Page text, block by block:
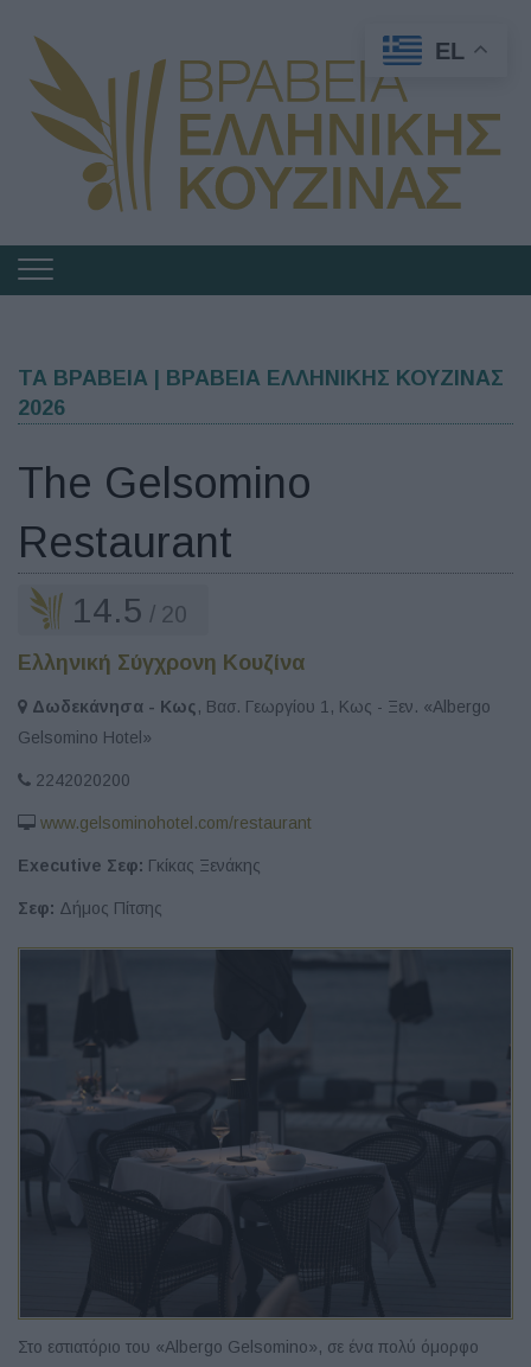
Πλοήγηση
Ελληνικής
Κουζίνας
ΤΑ ΒΡΑΒΕΙΑ | ΒΡΑΒΕΙΑ ΕΛΛΗΝΙΚΗΣ ΚΟΥΖΙΝΑΣ
2026
The Gelsomino
Restaurant
14.5 / 20
Ελληνική Σύγχρονη Κουζίνα
Δωδεκάνησα - Κως , Βασ. Γεωργίου 1, Κως - Ξεν. «Albergo
Gelsomino Hotel»
2242020200
www.gelsominohotel.com/restaurant
Executive Σεφ: Γκίκας Ξενάκης
Σεφ: Δήμος Πίτσης
Στο εστιατόριο του «Albergo Gelsomino», σε ένα πολύ όμορφο
EL